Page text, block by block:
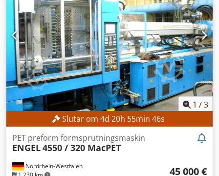
1 /3
Slutar om 4d 20h 55min 44s
Nordrhein-Westfalen
PET preform formsprutningsmaskin
ENGEL4550 / 320 MacPET
45 000 €